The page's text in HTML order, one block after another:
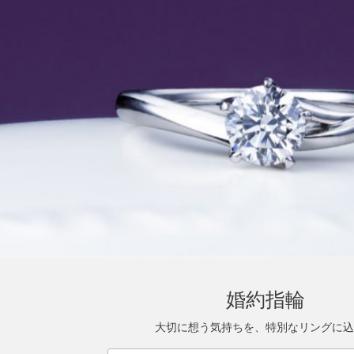
婚約指輪
大切に想う気持ちを、特別なリングに